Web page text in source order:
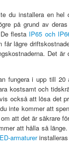
du installera en
på grund av
flesta IP65 och
får lägre
Det är
fungera i upp till 20
kostsamt och
också att lösa det
inte kommer att
att det är säkrare
att hålla så
armaturerinstalleras